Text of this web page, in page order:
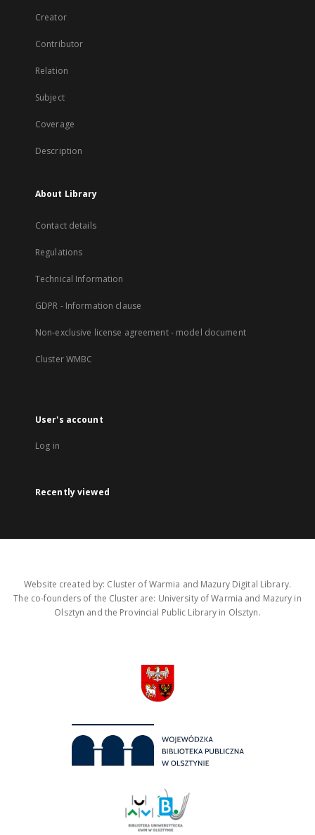
Creator
Contributor
Relation
Subject
Coverage
Description
About Library
Contact details
Regulations
Technical Information
GDPR - Information clause
Non-exclusive license agreement - model document
Cluster WMBC
User's account
Log in
Recently viewed
Website created by: Cluster of Warmia and Mazury Digital Library.
The co-founders of the Cluster are: University of Warmia and Mazury in
Olsztyn and the Provincial Public Library in Olsztyn.